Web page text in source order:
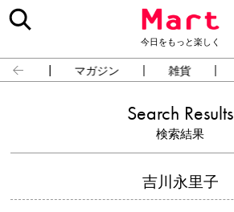
今日をもっと楽しく
占い マガジン 雑貨
Search Results
検索結果
吉川永里子